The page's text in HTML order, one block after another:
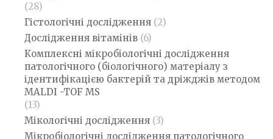
(28)
Гістологічні дослідження (2)
Дослідження вітамінів (6)
Комплексні мікробіологічні дослідження
патологічного (біологічного) матеріалу з
ідентифікацією бактерій та дріжджів методом
MALDI -TOF MS
(13)
Мікологічні дослідження (3)
Мікробіологічні дослідження патологічного